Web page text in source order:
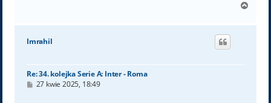
g
Imrahil
Re: 34. kolejka Serie A: Inter - Roma
P27 kwie 2025, 18:49